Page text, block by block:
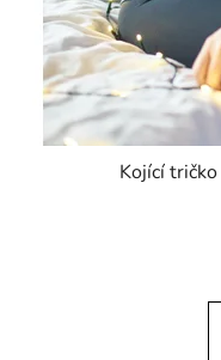
Kojící